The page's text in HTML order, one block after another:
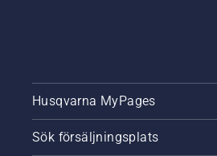
Husqvarna MyPages
Sök försäljningsplats